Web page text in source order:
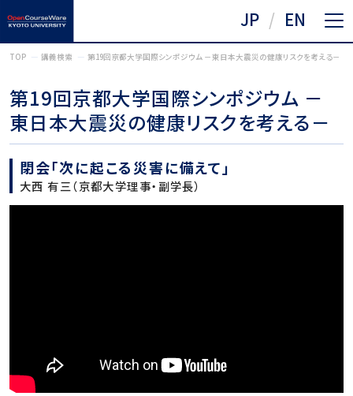
JP EN
TOP 講義検索 第19回京都大学国際シンポジウム －東日本大震災の健康リスクを考える－
第19回京都大学国際シンポジウム －
東日本大震災の健康リスクを考える－
閉会「次に起こる災害に備えて」
大西 有三（京都大学理事・副学長）